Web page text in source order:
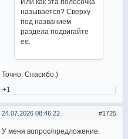
Или как эта полосочка
называется? Сверху
под названием
раздела подвигайте
её.
Точно. Спасибо.)
+1
1725
24.07.2026 08:46:22
У меня вопрос/предложение: